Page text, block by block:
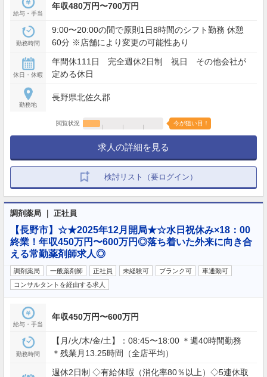
給与・手当
年収480万円〜700万円
勤務時間
9:00〜20:00の間で原則1日8時間のシフト勤務 休憩
60分 ※店舗により変更の可能性あり
休日・休暇
年間休111日 完全週休2日制 祝日 その他会社が
定める休日
勤務地
長野県北佐久郡
閲覧状況 今が狙い目！
求人の詳細を見る
検討リスト（要ログイン）
調剤薬局 ｜ 正社員
【長野市】☆★2025年12月開局★☆水日祝休み×18：00
終業！年収450万円〜600万円◎落ち着いた外来に向き合
える常勤薬剤師求人◎
調剤薬局 一般薬剤師 正社員 未経験可 ブランク可
車通勤可
コンサルタントを経由する求人
給与・手当
年収450万円〜600万円
勤務時間
【月/火/木/金/土】：08:45〜18:00 ＊週40時間勤務
＊残業月13.25時間（全店平均）
週休2日制 ◇有給休暇（消化率80％以上）◇5連休取